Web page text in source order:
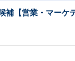
補【営業・マーケ